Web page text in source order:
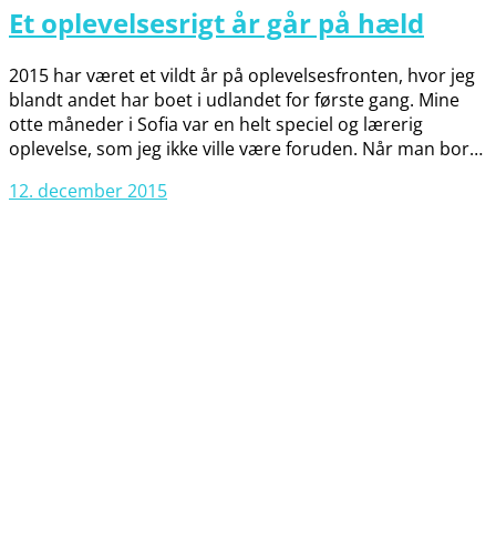
Et oplevelsesrigt år går på hæld
2015 har været et vildt år på oplevelsesfronten, hvor jeg
blandt andet har boet i udlandet for første gang. Mine
otte måneder i Sofia var en helt speciel og lærerig
oplevelse, som jeg ikke ville være foruden. Når man bor…
12. december 2015